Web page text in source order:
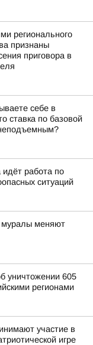
регионального
признаны
приговора в
себе в
ставка по базовой
работа по
ситуаций
муралы меняют
уничтожении 605
регионами
участие в
игре